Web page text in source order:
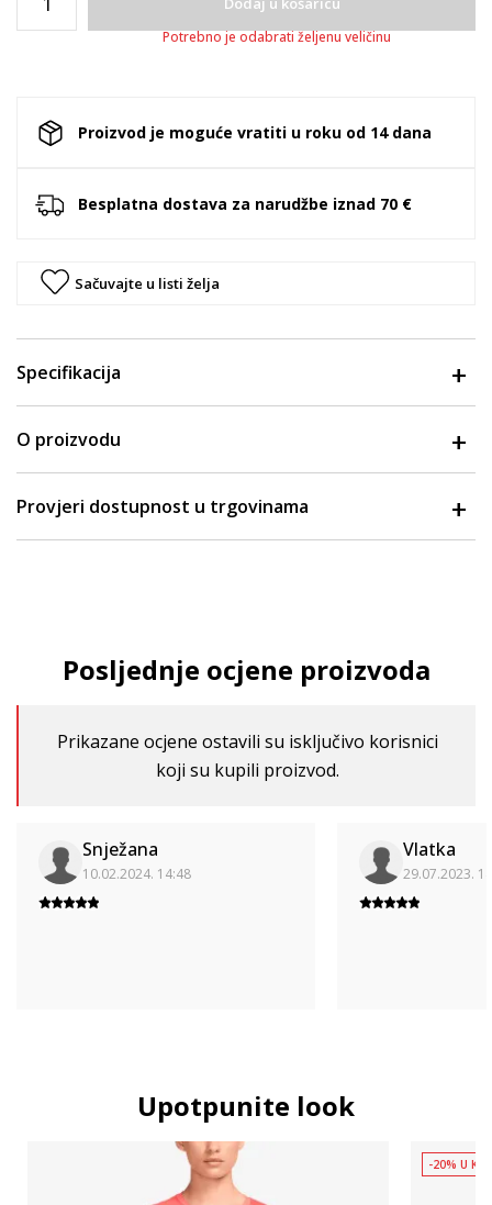
Potrebno je odabrati željenu veličinu
Proizvod je moguće vratiti u roku od 14 dana
Besplatna dostava za narudžbe iznad 70 €
Sačuvajte u listi želja
Specifikacija
O proizvodu
Provjeri dostupnost u trgovinama
Posljednje ocjene proizvoda
Prikazane ocjene ostavili su isključivo korisnici
koji su kupili proizvod.
Snježana
10.02.2024. 14:48
Vlatka
29.07.2023.
Upotpunite look
-20% U